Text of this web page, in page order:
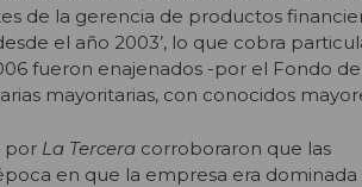
de la gerencia de productos
el año 2003’, lo que cobra
fueron enajenados -por el Fondo
mayoritarias, con conocidos
por La Tercera corroboraron que las
en que la empresa era